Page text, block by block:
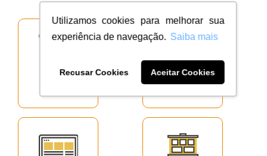
Utilizamos cookies para melhorar sua
experiência de navegação. Saiba mais
Recusar Cookies Aceitar Cookies
Nome